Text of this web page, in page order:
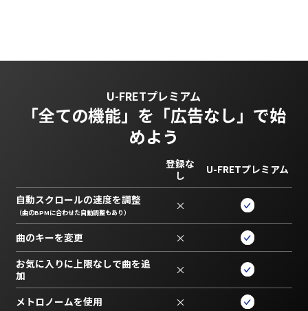
U-FRETプレミアム
「全ての機能」を 「広告なし」で始
めよう
登録な
し
U-FRETプレミアム
自動スクロールの速度を調整
（曲のBPMに合わせた自動調整もあり） ×
曲のキーを変更 ×
お気に入りに上限なしで曲を追
加
×
メトロノームを使用 ×